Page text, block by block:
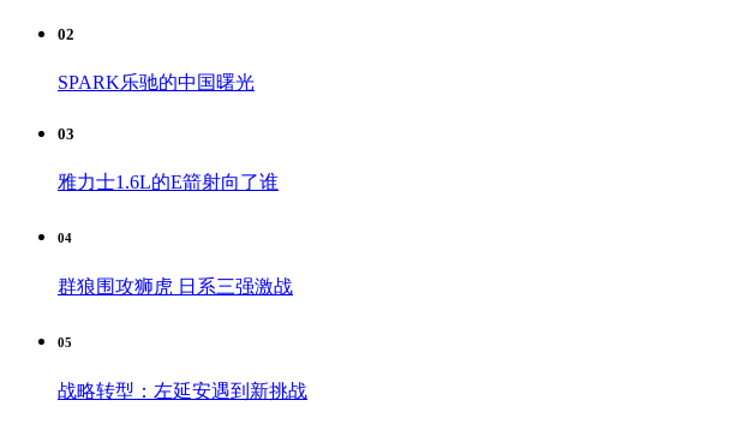
02
SPARK乐驰的中国曙光
03
雅力士1.6L的E箭射向了谁
04
群狼围攻狮虎 日系三强激战
05
战略转型：左延安遇到新挑战